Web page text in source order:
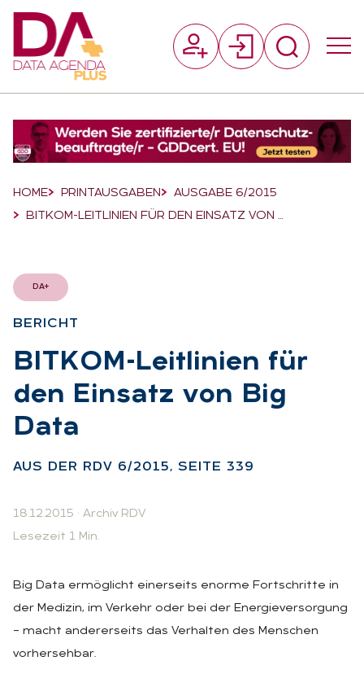
Breadcrumb-Navigation
HOME PRINTAUSGABEN
AUSGABE 6/2015
BITKOM-LEITLINIEN FÜR DEN EINSATZ VON …
DA+
BE­RICHT
:BIT­KOM-Leit­li­ni­en für
den Ein­satz von Big
Data
AUS DER RDV 6/2015, SEI­TE 339
18.12.2015 · Archiv RDV
Lesezeit 1 Min.
Big Data ermöglicht einerseits enorme Fortschritte in
der Medizin, im Verkehr oder bei der Energieversorgung
– macht andererseits das Verhalten des Menschen
vorhersehbar.